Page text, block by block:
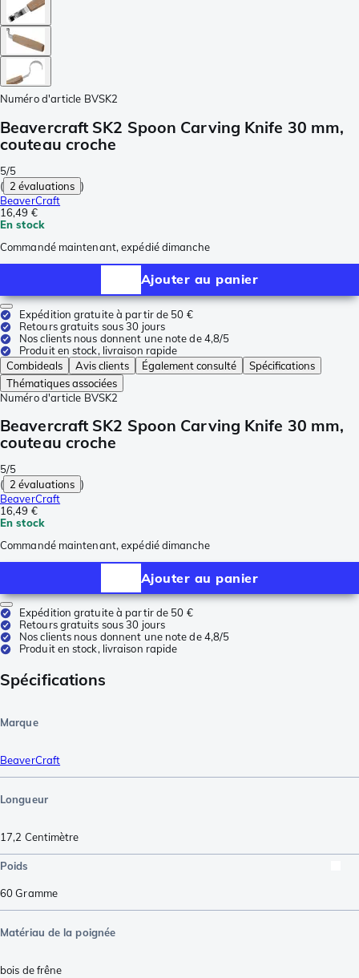
Numéro d'article BVSK2
Beavercraft SK2 Spoon Carving Knife 30 mm,
couteau croche
5/5
( 2 évaluations )
BeaverCraft
16,49 €
En stock
Commandé maintenant, expédié dimanche
Ajouter au panier
Expédition gratuite à partir de 50 €
Retours gratuits sous 30 jours
Nos clients nous donnent une note de 4,8/5
Produit en stock, livraison rapide
Combideals
Avis clients Également consulté
Spécifications
Thématiques associées
Numéro d'article BVSK2
Beavercraft SK2 Spoon Carving Knife 30 mm,
couteau croche
5/5
( 2 évaluations )
BeaverCraft
16,49 €
En stock
Commandé maintenant, expédié dimanche
Ajouter au panier
Expédition gratuite à partir de 50 €
Retours gratuits sous 30 jours
Nos clients nous donnent une note de 4,8/5
Produit en stock, livraison rapide
Spécifications
Marque
BeaverCraft
Longueur
17,2 Centimètre
Poids
60Gramme
Matériau de la poignée
bois de frêne